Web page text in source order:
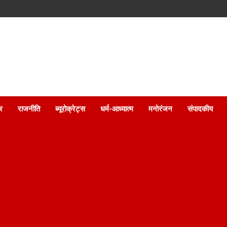
राजनीति ब्यूरोक्रेट्स धर्म-आध्यात्म मनोरंजन संपादकीय